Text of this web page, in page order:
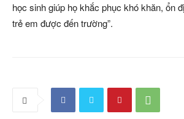
học sinh giúp họ khắc phục khó khăn, ổn
trẻ em được đến trường”.